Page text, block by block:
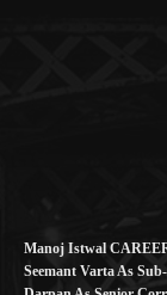
Manoj Istwal
Seemant Varta As